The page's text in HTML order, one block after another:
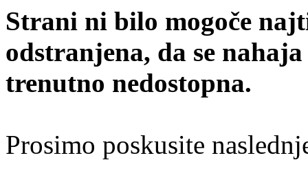
Strani ni bilo mogoče
odstranjena, da se
trenutno nedostopna.
Prosimo poskusite